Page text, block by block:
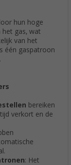
hun hoge
het gas, wat
van het
één gaspatroon
bereiken
verkort en de
: Het